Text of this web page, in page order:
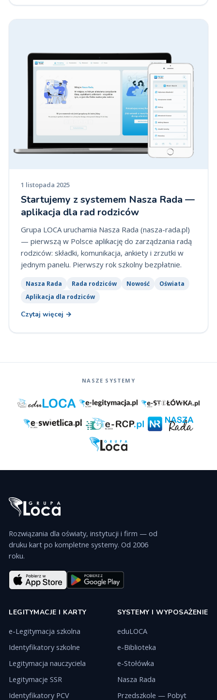
1 listopada 2025
Startujemy z systemem Nasza Rada —
aplikacja dla rad rodziców
Grupa LOCA uruchamia Nasza Rada (nasza-rada.pl)
— pierwszą w Polsce aplikację do zarządzania radą
rodziców: składki, komunikacja, ankiety i zrzutki w
jednym panelu. Pierwszy rok szkolny bezpłatnie.
Nasza Rada Rada rodziców Nowość
Oświata
Aplikacja dla rodziców
Czytaj więcej →
NASZE SYSTEMY
Rozwiązania dla oświaty, instytucji i firm — od
druku kart po kompletne systemy. Od 2006
roku.
LEGITYMACJE I KARTY
e-Legitymacja szkolna
Identyfikatory szkolne
Legitymacja nauczyciela
Legitymacje SSR
Identyfikatory PCV
SYSTEMY I WYPOSAŻENIE
eduLOCA
e-Biblioteka
e-Stołówka
Nasza Rada
Przedszkole — Pobyt